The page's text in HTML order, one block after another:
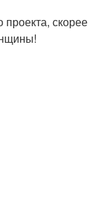
скорее